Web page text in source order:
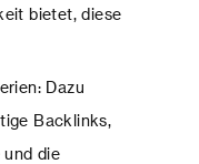
bietet, diese
Dazu
Backlinks,
die